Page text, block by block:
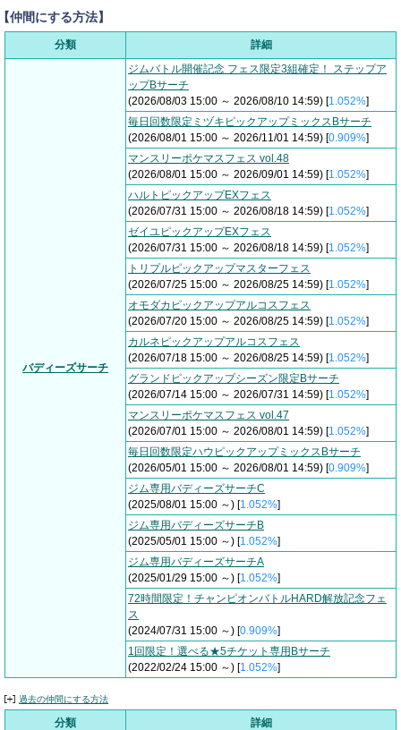
仲間にする方法】
分類 詳細
バディーズサーチ
ジムバトル開催記念 フェス限定3組確定！ ステップア
ップBサーチ
(2026/08/03 15:00 ～ 2026/08/10 14:59) [1.052%]
毎日回数限定ミヅキピックアップミックスBサーチ
(2026/08/01 15:00 ～ 2026/11/01 14:59) [0.909%]
マンスリーポケマスフェス vol.48
(2026/08/01 15:00 ～ 2026/09/01 14:59) [1.052%]
ハルトピックアップEXフェス
(2026/07/31 15:00 ～ 2026/08/18 14:59) [1.052%]
ゼイユピックアップEXフェス
(2026/07/31 15:00 ～ 2026/08/18 14:59) [1.052%]
トリプルピックアップマスターフェス
(2026/07/25 15:00 ～ 2026/08/25 14:59) [1.052%]
オモダカピックアップアルコスフェス
(2026/07/20 15:00 ～ 2026/08/25 14:59) [1.052%]
カルネピックアップアルコスフェス
(2026/07/18 15:00 ～ 2026/08/25 14:59) [1.052%]
グランドピックアップシーズン限定Bサーチ
(2026/07/14 15:00 ～ 2026/07/31 14:59) [1.052%]
マンスリーポケマスフェス vol.47
(2026/07/01 15:00 ～ 2026/08/01 14:59) [1.052%]
毎日回数限定ハウピックアップミックスBサーチ
(2026/05/01 15:00 ～ 2026/08/01 14:59) [0.909%]
ジム専用バディーズサーチC
(2025/08/01 15:00 ～) [1.052%]
ジム専用バディーズサーチB
(2025/05/01 15:00 ～) [1.052%]
ジム専用バディーズサーチA
(2025/01/29 15:00 ～) [1.052%]
72時間限定！チャンピオンバトルHARD解放記念フェ
ス
(2024/07/31 15:00 ～) [0.909%]
1回限定！選べる★5チケット専用Bサーチ
(2022/02/24 15:00 ～) [1.052%]
過去の仲間にする方法
分類
詳細